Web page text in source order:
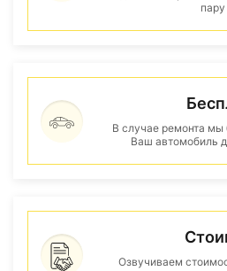
В случае ремонта мы
Ваш автомобиль
Озвучиваем